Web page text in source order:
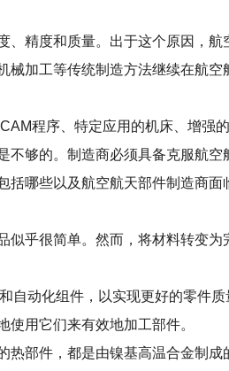
、精度和质量。出于这个原因，
加工等传统制造方法继续在航空
程序、特定应用的机床、增
够的。制造商必须具备克服航空
哪些以及航空航天部件制造商面
似乎很简单。然而，将材料转变
自动化组件，以实现更好的零件
使用它们来有效地加工部件。
热部件，都是由镍基高温合金制